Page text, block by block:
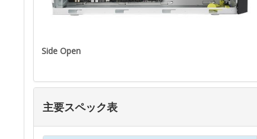
Side Open
主要スペック表